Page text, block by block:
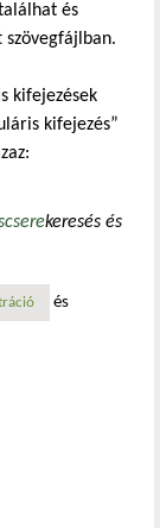
és
kifejezések
kifejezés”
cserekeresés és
kapcsolatosan
és